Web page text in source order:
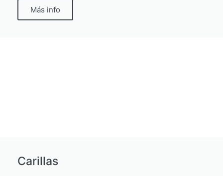
Más info
Carillas